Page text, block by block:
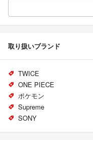
取り扱いブランド
TWICE
ONE PIECE
ポケモン
Supreme
SONY